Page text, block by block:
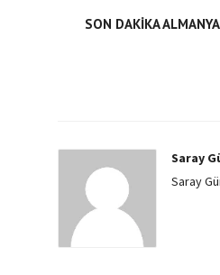
SON DAKİKA
Saray
Saray